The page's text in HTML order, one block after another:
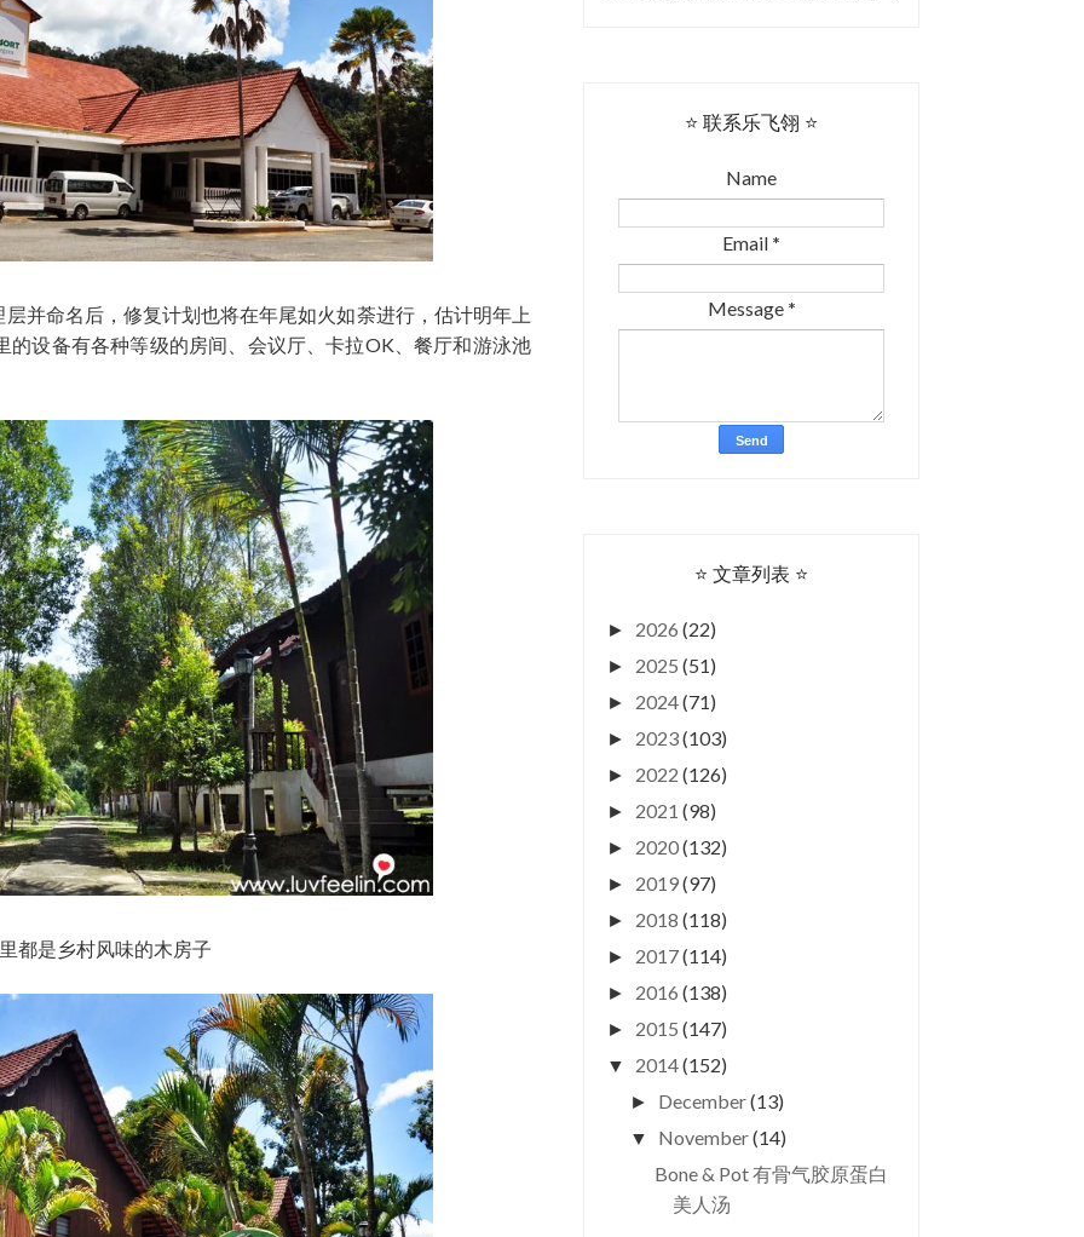
并命名后，修复计划也将在年尾如火如荼进行，估计明年上
设备有各种等级的房间、会议厅、卡拉OK、餐厅和游泳池
都是乡村风味的木房子
⭐ 联系乐飞翎 ⭐
Name
Email *
Message *
⭐ 文章列表 ⭐
► 2026 (22)
► 2025 (51)
► 2024(71)
► 2023(103)
► 2022 (126)
► 2021 (98)
► 2020(132)
► 2019(97)
► 2018 (118)
► 2017(114)
► 2016 (138)
► 2015 (147)
▼ 2014(152)
► December(13)
▼ November(14)
Bone & Pot 有骨气胶原蛋白
美人汤